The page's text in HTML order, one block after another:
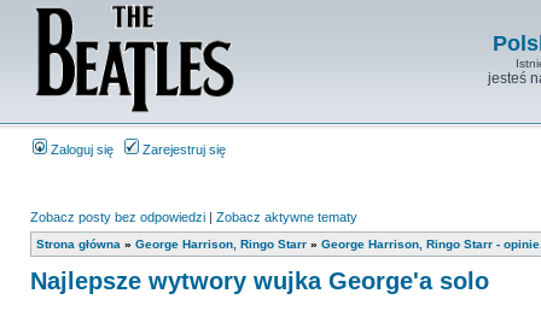
jesteś
Zaloguj się Zarejestruj się
Zobacz posty bez odpowiedzi | Zobacz aktywne tematy
Strona główna » George Harrison, Ringo Starr » George Harrison, Ringo Starr -
Najlepsze wytwory wujka George'a solo